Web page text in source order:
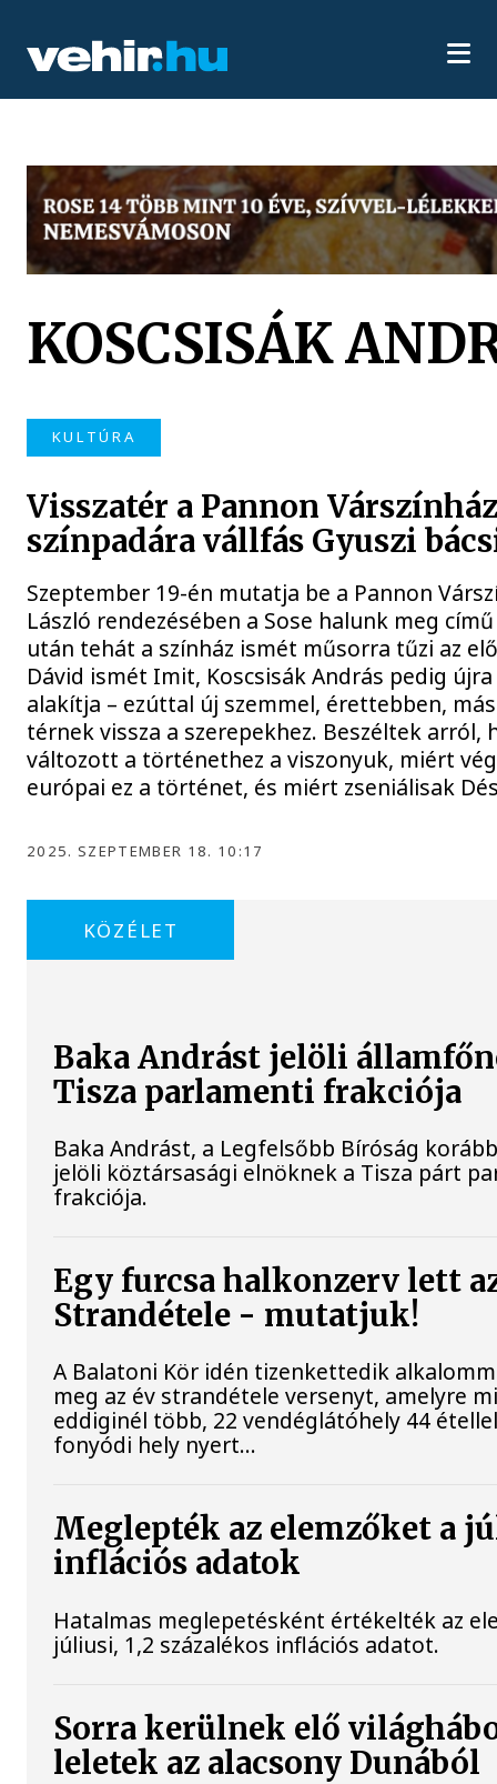
KOSCSISÁK
KULTÚRA
Visszatér a Pannon
színpadára vállfás Gyuszi
Szeptember 19-én mutatja be a Pannon
László rendezésében a Sose halunk meg
után tehát a színház ismét műsorra tűzi az
Dávid ismét Imit, Koscsisák András pedig
alakítja – ezúttal új szemmel, érettebben,
térnek vissza a szerepekhez. Beszéltek arról,
változott a történethez a viszonyuk, miért
európai ez a történet, és miért zseniálisak
2025. SZEPTEMBER 18. 10:17
KÖZÉLET
Baka Andrást jelöli
Tisza parlamenti frakciója
Baka Andrást, a Legfelsőbb Bíróság
jelöli köztársasági elnöknek a Tisza párt
frakciója.
Egy furcsa halkonzerv lett
Strandétele - mutatjuk!
A Balatoni Kör idén tizenkettedik
meg az év strandétele versenyt, amelyre
eddiginél több, 22 vendéglátóhely 44
fonyódi hely nyert...
Meglepték az elemzőket a
inflációs adatok
Hatalmas meglepetésként értékelték az
júliusi, 1,2 százalékos inflációs adatot.
Sorra kerülnek elő
leletek az alacsony Dunából